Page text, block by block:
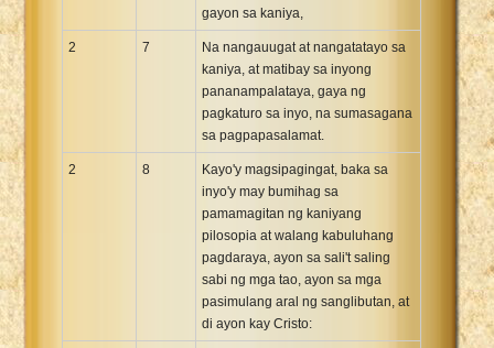
gayon sa kaniya,
2 7
Na nangauugat at nangatatayo sa
kaniya, at matibay sa inyong
pananampalataya, gaya ng
pagkaturo sa inyo, na sumasagana
sa pagpapasalamat.
2 8
Kayo'y magsipagingat, baka sa
inyo'y may bumihag sa
pamamagitan ng kaniyang
pilosopia at walang kabuluhang
pagdaraya, ayon sa sali't saling
sabi ng mga tao, ayon sa mga
pasimulang aral ng sanglibutan, at
di ayon kay Cristo: